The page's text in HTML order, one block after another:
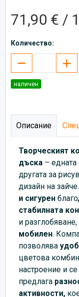
71,90 € /
Количество:
наличен
Описание
Творческият
дъска – едната
другата за
дизайн на
и сигурен
стабилната
и
мобилен.
позволява
цветова
настроение и
предлага
активности,